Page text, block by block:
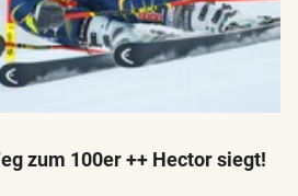
zum 100er ++ Hector siegt!